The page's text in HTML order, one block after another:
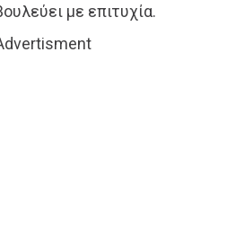
με επιτυχία.